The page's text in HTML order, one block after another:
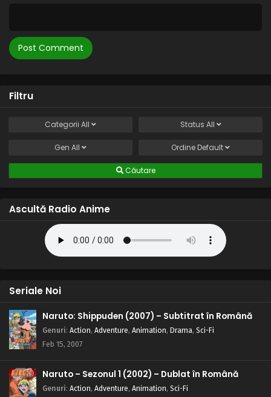
Filtru
Categorii All Status All
Gen All Ordine Default
Căutare
Ascultă Radio Anime
Seriale Noi
Naruto: Shippuden (2007) – Subtitrat în Română
Genuri: Action, Adventure, Animation, Drama, Sci-Fi
Feb 15, 2007
Naruto – Sezonul 1 (2002) – Dublat în Română
Genuri: Action, Adventure, Animation, Sci-Fi